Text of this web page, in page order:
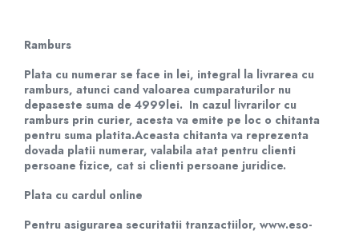
Panouri solare
Generatoare
Surse de incarcare
Incarcatoare
Alimentatoare USB
Incarcatoare 12V / 6V AGM / VRLA
Baterii Alcaline Tip AG
Acumulatori
Incarcatoare
Becuri LED
Prelungitoare
UPS-uri
Stabilizatoare tensiune
Incarcatoare auto
Ramburs
Plata cu numerar se face in lei, integral la livrarea cu
ramburs, atunci cand valoarea cumparaturilor nu
depaseste suma de 4999lei. In cazul livrarilor cu
ramburs prin curier, acesta va emite pe loc o chitanta
pentru suma platita.Aceasta chitanta va reprezenta
dovada platii numerar, valabila atat pentru clienti
persoane fizice, cat si clienti persoane juridice.
Plata cu cardul online
Pentru asigurarea securitatii tranzactiilor, www.eso-